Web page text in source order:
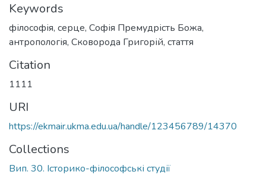
Keywords
філософія, серце, Софія Премудрість Божа,
антропологія, Сковорода Григорій, стаття
Citation
1111
URI
https://ekmair.ukma.edu.ua/handle/123456789/14370
Collections
Вип. 30. Історико-філософські студії